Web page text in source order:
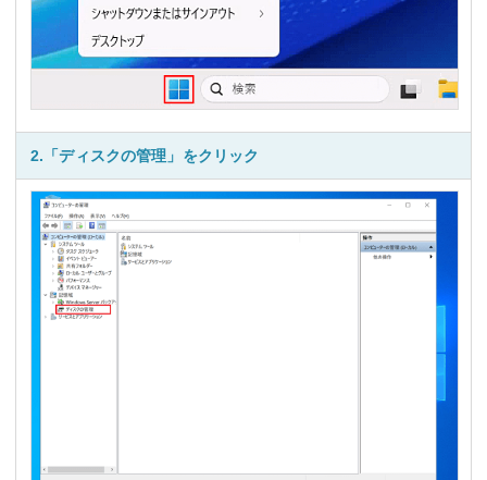
2.「ディスクの管理」をクリック